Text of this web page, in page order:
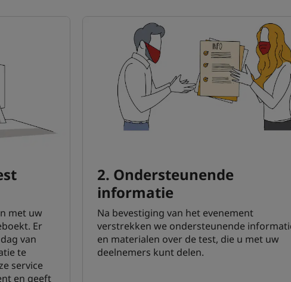
met uw
Er
van
te
service
en geeft
2. Ondersteunende
informatie
Na bevestiging van het evenement
verstrekken we ondersteunende
en materialen over de test, die u met uw
deelnemers kunt delen.